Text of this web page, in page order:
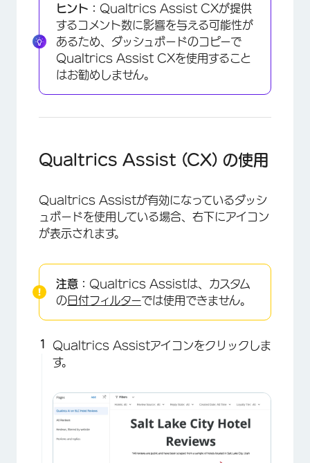
×
ヒント： Qualtrics Assist CXが提供
するコメント数に影響を与える可能性が
あるため、ダッシュボードのコピーで
Qualtrics Assist CXを使用すること
はお勧めしません。
Qualtrics Assist (CX) の使用
Qualtrics Assistが有効になっているダッシ
ュボードを使用している場合、右下にアイコン
が表示されます。
注意： Qualtrics Assistは、カスタム
の日付フィルターでは使用できません。
Qualtrics Assistアイコンをクリックしま
す。